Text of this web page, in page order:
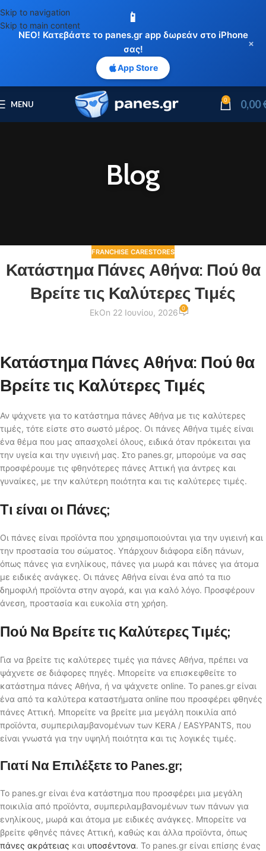
📱
ΝΕΟ! Κατεβάστε το panes.gr app δωρεάν στο iPhone
σας!
App Store
×
Skip to navigation
Skip to main content
MENU 0 0,00
Blog
FRANCHISE CARESTORES
Κατάστημα Πάνες Αθήνα: Πού θα
Βρείτε τις Καλύτερες Τιμές
EkOn 22 Ιουνίου, 2026 0
Κατάστημα Πάνες Αθήνα: Πού θα
Βρείτε τις Καλύτερες Τιμές
Αν ψάχνετε για το κατάστημα πάνες Αθήνα με τις καλύτερες
τιμές, τότε είστε στο σωστό μέρος. Οι πάνες Αθήνα τιμές είναι
ένα θέμα που μας απασχολεί όλους, ειδικά όταν πρόκειται για
την υγεία και την υγιεινή μας. Στο panes.gr, μπορούμε να σας
προσφέρουμε τις φθηνότερες πάνες Αττική για άντρες και
γυναίκες, με την καλύτερη ποιότητα και τις καλύτερες τιμές.
Τι είναι οι Πάνες;
Οι πάνες είναι προϊόντα που χρησιμοποιούνται για την υγιεινή και
την προστασία του σώματος. Υπάρχουν διάφορα είδη πάνων,
όπως πάνες για ενηλίκους, πάνες για μωρά και πάνες για άτομα
με ειδικές ανάγκες. Οι πάνες Αθήνα είναι ένα από τα πιο
δημοφιλή προϊόντα στην αγορά, και για καλό λόγο. Προσφέρουν
άνεση, προστασία και ευκολία στη χρήση.
Πού Να Βρείτε τις Καλύτερες Τιμές;
Για να βρείτε τις καλύτερες τιμές για πάνες Αθήνα, πρέπει να
ψάχνετε σε διάφορες πηγές. Μπορείτε να επισκεφθείτε το
κατάστημα πάνες Αθήνα, ή να ψάχνετε online. Το panes.gr είναι
ένα από τα καλύτερα καταστήματα online που προσφέρει φθηνές
πάνες Αττική. Μπορείτε να βρείτε μια μεγάλη ποικιλία από
προϊόντα, συμπεριλαμβανομένων των KERA / EASYPANTS, που
είναι γνωστά για την υψηλή ποιότητα και τις λογικές τιμές.
Γιατί Να Επιλέξετε το Panes.gr;
Το panes.gr είναι ένα κατάστημα που προσφέρει μια μεγάλη
ποικιλία από προϊόντα, συμπεριλαμβανομένων των πάνων για
ενηλίκους, μωρά και άτομα με ειδικές ανάγκες. Μπορείτε να
βρείτε φθηνές πάνες Αττική, καθώς και άλλα προϊόντα, όπως
πάνες ακράτειας και υποσέντονα. Το panes.gr είναι επίσης ένας